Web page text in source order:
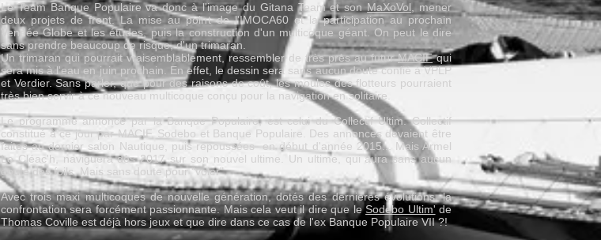
Le Team Banque Populaire va donc à l'image du Gitana Team et sonMaXoVol , mener
deux projets de front. La mise au point de l'IMOCA60 et la participation au prochain
Vendée Globe et les études, puis la construction d'un multicoque géant. On peut le dire
sans prendre beaucoup de risque, d'un trimaran.
Un trimaran qui pourrait vraisemblablement, ressembler de très près au futurMACIFqui
sera mis à l'eau en juin prochain. En effet, le dessin sera sans aucun doute confié à VPLP
et Verdier. Sans parler, que pour des raisons de coût, les moules des flotteurs pourraient
très bien servir à ce nouveau multicoque conçu pour la navigation en solitaire.
Le programme annoncé par la Banque Populaire, est celui du Collectif Ultim. Collectif
constitué à ce jour par MACIF, Sodebo et Banque Populaire. Des annonces devaient être
faites au dernier salon Nautique, puis repoussées en début d'année 2015... Mais Armel
Le Cléac'h, naviguera dès 2017 sur son nouvel ultime. Un ultime, qui aura sans aucun
doute des foils. Mais sans doute pour "voler".
Avec trois maxi multicoques de nouvelle génération, dotés des dernières évolutions, la
confrontation sera forcément passionnante. Mais cela veut il dire que leSodebo Ultim' de
Thomas Coville est déjà hors jeux et que dire dans ce cas de l'ex Banque Populaire VII ?!